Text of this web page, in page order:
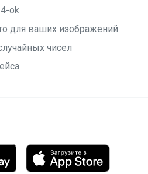
ok
для ваших изображений
чисел